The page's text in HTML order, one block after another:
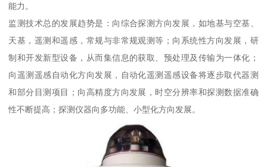
能力。
监测技术总的发展趋势是：向综合探测方向发展，如地基与空基、
天基，遥测和遥感，常规与非常规观测等；向系统性方向发展，研
制和开发新型设备，从而集信息的获取、预处理及传输为一体化；
向遥测遥感自动化方向发展，自动化遥测遥感设备将逐步取代器测
和部分目测项目；向高精度方向发展，时空分辨率和探测数据准确
性不断提高；探测仪器向多功能、小型化方向发展。